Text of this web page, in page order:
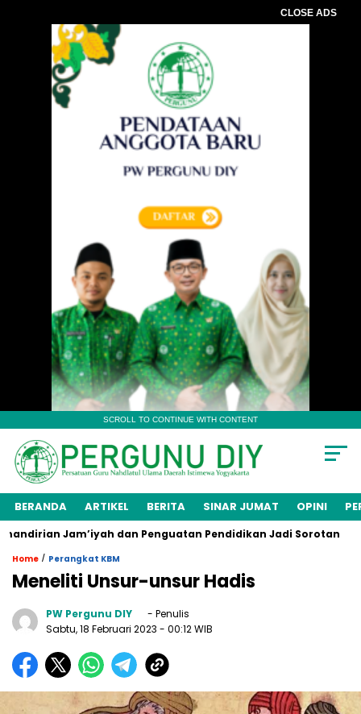
CLOSE ADS
SCROLL TO CONTINUE WITH CONTENT
BERANDA ARTIKEL BERITA SINAR JUMAT OPINI
Jam’iyah dan Penguatan Pendidikan Jadi Sorotan
Home / Perangkat KBM
Meneliti Unsur-unsur Hadis
PW Pergunu DIY
- Penulis
Sabtu, 18 Februari 2023 - 00:12 WIB